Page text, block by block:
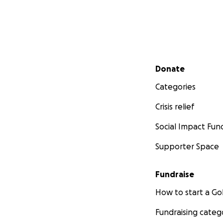
Secondary menu
Donate
Categories
Crisis relief
Social Impact
Supporter Space
Fundraise
How to start a
Fundraising